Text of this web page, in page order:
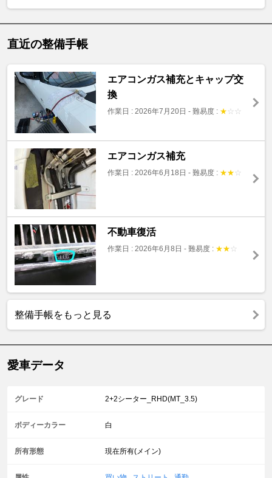
直近の整備手帳
エアコンガス補充とキャップ交
換
作業日 : 2026年7月20日 - 難易度 : ★ ☆ ☆
エアコンガス補充
作業日 : 2026年6月18日 - 難易度 : ★★ ☆
不動車復活
作業日 : 2026年6月8日 - 難易度 : ★★ ☆
整備手帳をもっと見る
愛車データ
グレード 2+2シーター_RHD(MT_3.5)
ボディーカラー 白
所有形態 現在所有(メイン)